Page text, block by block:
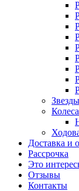
Доставка и
Рассрочка
Это
Отзывы
Контакты